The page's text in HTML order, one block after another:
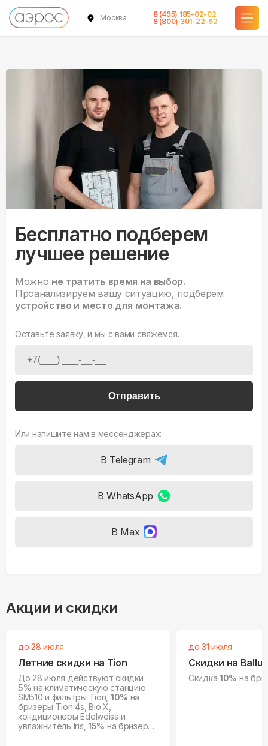
Москва
8 (495) 185-02-02
8 (800) 301-22-62
Бесплатно подберем
лучшее решение
Можно не тратить время на выбор.
Проанализируем вашу ситуацию, подберем
устройство и место для монтажа.
Оставьте заявку, и мы с вами свяжемся.
Отправить
Или напишите нам в мессенджерах:
В Telegram
В WhatsApp
В Max
Акции и скидки
до 28 июля
Летние скидки на Tion
До 28 июля действуют скидки
5% на климатическую станцию
SM510 и фильтры Tion, 10% на
бризеры Tion 4s, Bio X,
кондиционеры Edelweiss и
увлажнитель Iris, 15% на бризеры
до 31 июля
Скидки на Ballu
Скидка10% на